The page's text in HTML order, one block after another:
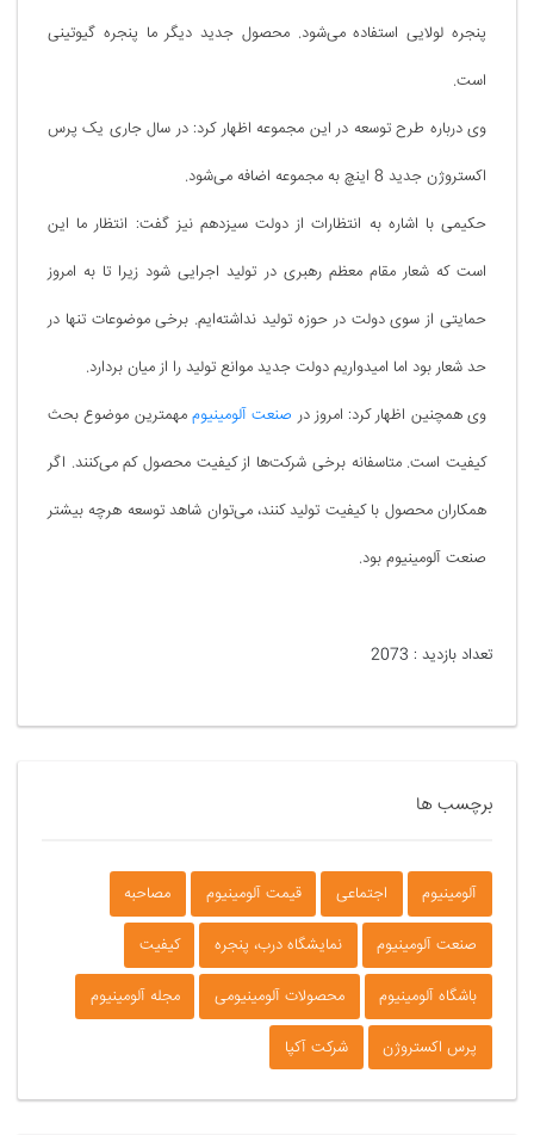
پنجره لولایی استفاده می‌شود. محصول جدید دیگر ما پنجره گیوتینی
است.
وی درباره طرح توسعه در این مجموعه اظهار کرد: در سال جاری یک پرس
اکستروژن جدید 8 اینچ به مجموعه اضافه می‌شود.
حکیمی با اشاره به انتظارات از دولت سیزدهم نیز گفت: انتظار ما این
است که شعار مقام معظم رهبری در تولید اجرایی شود زیرا تا به امروز
حمایتی از سوی دولت در حوزه تولید نداشته‌ایم. برخی موضوعات تنها در
حد شعار بود اما امیدواریم دولت جدید موانع تولید را از میان بردارد.
وی همچنین اظهار کرد: امروز در صنعت آلومینیوممهمترین موضوع بحث
کیفیت است. متاسفانه برخی شرکت‌ها از کیفیت محصول کم می‌کنند. اگر
همکاران محصول با کیفیت تولید کنند، می‌توان شاهد توسعه هرچه بیشتر
صنعت آلومینیوم بود.
تعداد بازدید :2073
برچسب ها
آلومینیوم اجتماعی قیمت آلومینیوم مصاحبه
صنعت آلومینیوم نمایشگاه درب، پنجره کیفیت
باشگاه آلومینیوم محصولات آلومینیومی مجله آلومینیوم
پرس اکستروژن شرکت آکپا